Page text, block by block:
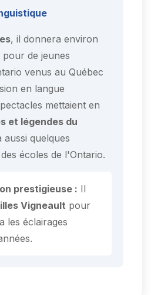
, il donnera environ
pour de jeunes
venus au Québec
en langue
mettaient en
et légendes du
aussi quelques
écoles de l'Ontario.
prestigieuse : Il
Vigneault pour
les éclairages